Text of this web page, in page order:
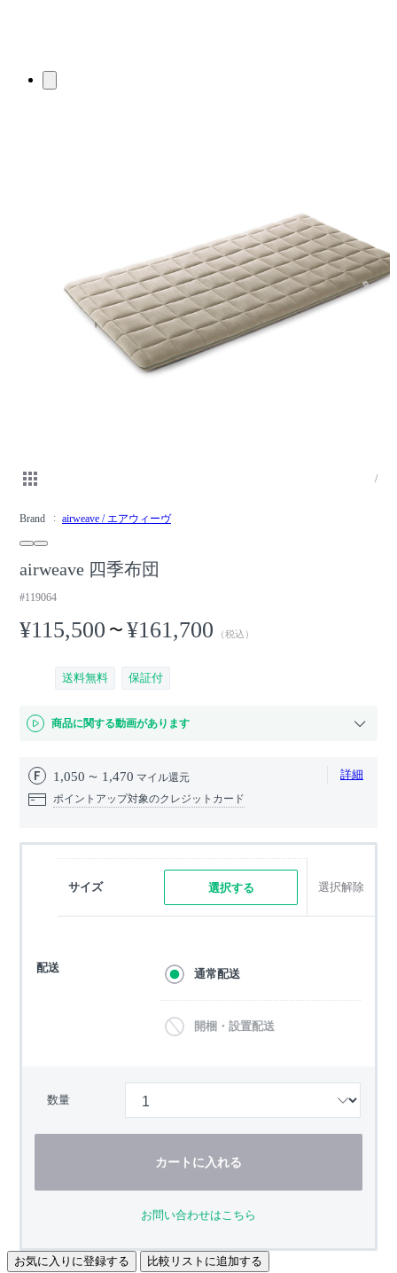
/
Brand airweave / エアウィーヴ
airweave 四季布団
#119064
¥115,500 〜 ¥161,700 （税込）
送料無料 保証付
商品に関する動画があります
1,050 1,470 マイル還元 詳細
ポイントアップ対象のクレジットカード
サイズ 選択する 選択解除
配送 通常配送
開梱・設置配送
数量
カートに入れる
お問い合わせはこちら
お気に入りに登録する 比較リストに追加する